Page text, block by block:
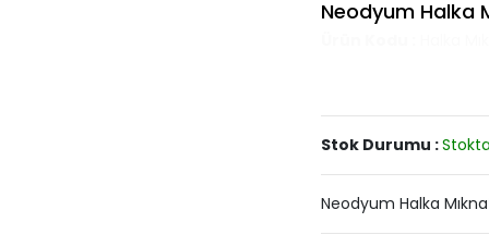
Neodyum Halka
Stok Durumu :
Neodyum Halka